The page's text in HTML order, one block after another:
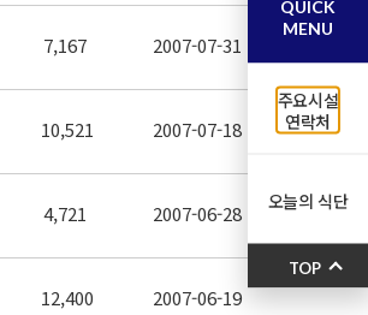
7,167 2007-07-31
10,521 2007-07-18
4,721 2007-06-28
12,400 2007-06-19
QUICK
MENU
주요시설
연락처
오늘의 식단
TOP